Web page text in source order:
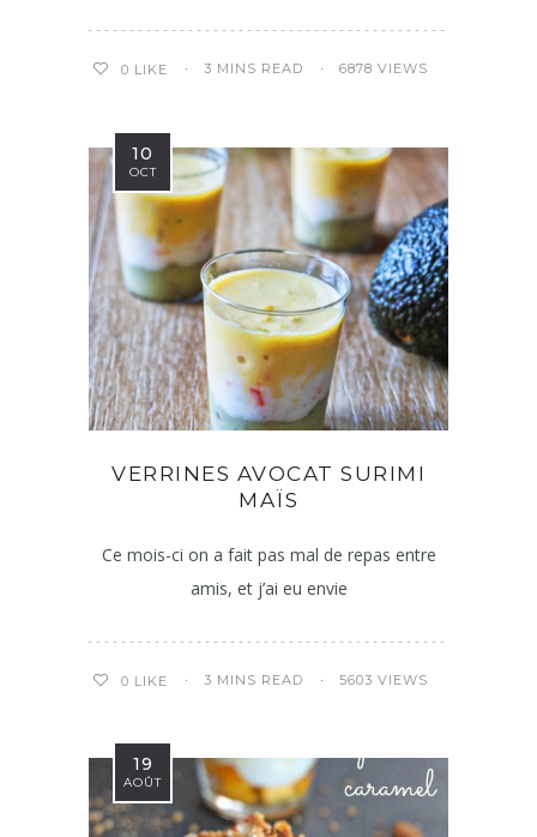
0 LIKE 3 MINS READ 6878 VIEWS
10
OCT
VERRINES AVOCAT SURIMI
MAÏS
Ce mois-ci on a fait pas mal de repas entre
amis, et j’ai eu envie
0 LIKE 3 MINS READ 5603 VIEWS
19
AOÛT